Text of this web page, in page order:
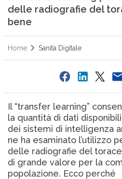
delle radiografie del
bene
Home Sanità Digitale
Il “transfer learning”
la quantità di dati
dei sistemi di intelligenza
ne ha esaminato l’utilizzo
delle radiografie del
di grande valore per la
popolazione. Ecco perché